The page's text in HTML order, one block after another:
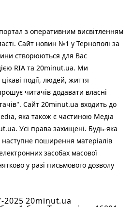
з оперативним висвітленням
Сайт новин №1 у Тернополі за
створюються для Вас
RIA та 20minut.ua. Ми
події, людей, життя
читачів додавати власні
Сайт 20minut.ua входить до
яка також є частиною Медіа
Усі права захищені. Будь-яка
поширення матеріалів
засобах масової
у разі письмового дозволу
2025 20minut.ua